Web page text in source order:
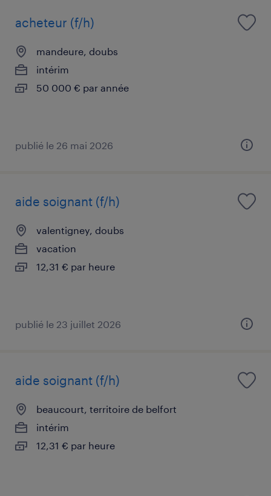
acheteur (f/h)
mandeure, doubs
intérim
50 000 € par année
publié le 26 mai 2026
aide soignant (f/h)
valentigney, doubs
vacation
12,31 € par heure
publié le 23 juillet 2026
aide soignant (f/h)
beaucourt, territoire de belfort
intérim
12,31 € par heure